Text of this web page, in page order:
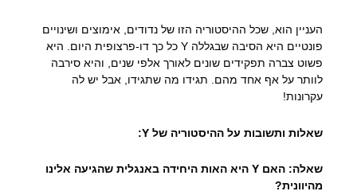
העניין הוא, שכל ההיסטוריה הזו של נדודים, אימוצים ושינויים
פונטיים היא הסיבה שבגללה Y כל כך דו-פרצופית היום. היא
פשוט צברה תפקידים שונים לאורך אלפי שנים, והיא סירבה
לוותר על אף אחד מהם. תגידו מה שתגידו, אבל יש לה
עקרונות!
שאלות ותשובות על ההיסטוריה של Y:
שאלה: האם Y היא האות היחידה באנגלית שהגיעה אלינו
מהיוונית?